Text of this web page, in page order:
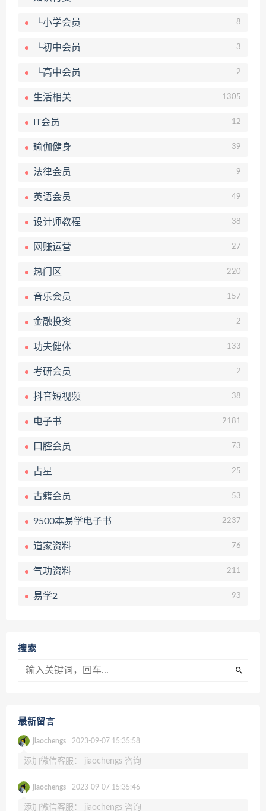
└小学会员 8
└初中会员 3
└高中会员 2
生活相关 1305
IT会员 12
瑜伽健身 39
法律会员 9
英语会员 49
设计师教程 38
网赚运营 27
热门区 220
音乐会员 157
金融投资 2
功夫健体 133
考研会员 2
抖音短视频 38
电子书 2181
口腔会员 73
占星 25
古籍会员 53
9500本易学电子书 2237
道家资料 76
气功资料 211
易学2 93
搜索
最新留言
jiaochengs 2023-09-07 15:35:58
添加微信客服： jiaochengs 咨询
jiaochengs 2023-09-07 15:35:46
添加微信客服： jiaochengs 咨询